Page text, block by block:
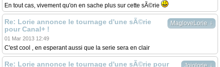
En tout cas, vivement qu'on en sache plus sur cette sÃ©rie
MagloveLorie ↓
Re: Lorie annonce le tournage d'une sÃ©rie
pour Canal+ !
01 Mar 2013 12:49
C'est cool , en esperant aussi que la serie sera en clair
Jojolorie ↓
Re: Lorie annonce le tournage d'une sÃ©rie pour